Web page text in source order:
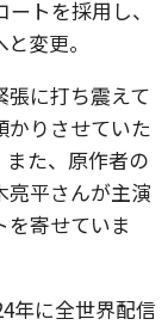
トを採用し、
変更。
張に打ち震えて
かりさせていた
た、原作者の
亮平さんが主演
寄せていま
年に全世界配信